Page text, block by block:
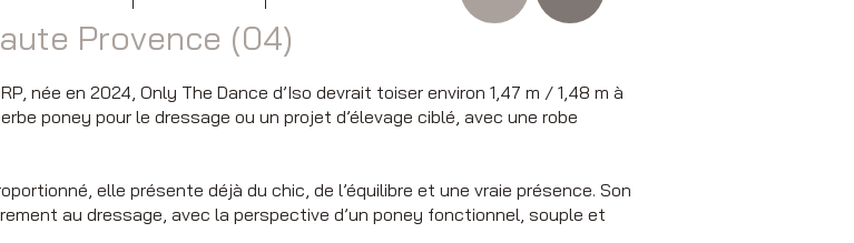
Provence (04)
née en 2024, Only The Dance d’Iso devrait toiser environ 1,47 m / 1,48 m à
poney pour le dressage ou un projet d’élevage ciblé, avec une robe
elle présente déjà du chic, de l’équilibre et une vraie présence. Son
au dressage, avec la perspective d’un poney fonctionnel, souple et